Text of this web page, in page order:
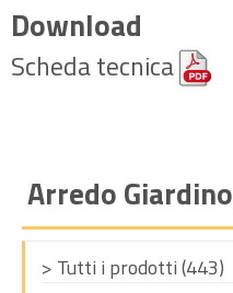
Download
Scheda tecnica
Arredo Giardino
> Tutti i prodotti (443)